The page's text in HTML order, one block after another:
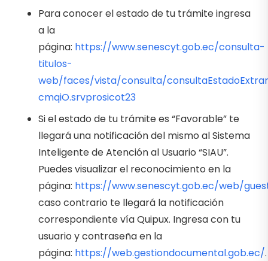
Para conocer el estado de tu trámite ingresa
a la
página: https://www.senescyt.gob.ec/consulta-
titulos-
web/faces/vista/consulta/
cmqiO.srvprosicot23
Si el estado de tu trámite es “Favorable” te
llegará una notificación del mismo al Sistema
Inteligente de Atención al Usuario “SIAU”.
Puedes visualizar el reconocimiento en la
página: https://www.senescyt.gob.ec/web/
caso contrario te llegará la notificación
correspondiente vía Quipux. Ingresa con tu
usuario y contraseña en la
página: https://web.gestiondocumental.gob.ec/.